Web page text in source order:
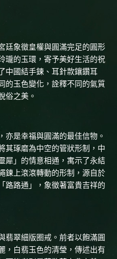
廷象徵皇權與圓滿完足的圓形
瓏的玉環，寄予美好生活的祝
中國結手鍊、耳針款鑲鑽耳
的玉色變化，詮釋不同的氣質
俗之美。
亦是幸福與圓滿的最佳信物。
其琢磨為中空的管狀形制，中
犀」的情意相通，寓示了永結
鍊上滾滾轉動的形制，源自於
路路通」，象徵著富貴吉祥的
翡翠細版圈戒。前者以飽滿圓
，白翡玉色的清瑩，傳述出有